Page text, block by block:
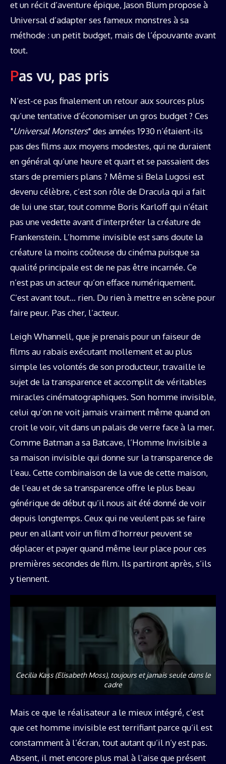
et un récit d’aventure épique, Jason Blum propose à
Universal d’adapter ses fameux monstres à sa
méthode : un petit budget, mais de l’épouvante avant
tout.
Pas vu, pas pris
N’est-ce pas finalement un retour aux sources plus
qu’une tentative d’économiser un gros budget ? Ces
"Universal Monsters" des années 1930 n’étaient-ils
pas des films aux moyens modestes, qui ne duraient
en général qu’une heure et quart et se passaient des
stars de premiers plans ? Même si Bela Lugosi est
devenu célèbre, c’est son rôle de Dracula qui a fait
de lui une star, tout comme Boris Karloff qui n’était
pas une vedette avant d’interpréter la créature de
Frankenstein. L’homme invisible est sans doute la
créature la moins coûteuse du cinéma puisque sa
qualité principale est de ne pas être incarnée. Ce
n’est pas un acteur qu’on efface numériquement.
C’est avant tout… rien. Du rien à mettre en scène pour
faire peur. Pas cher, l’acteur.
Leigh Whannell, que je prenais pour un faiseur de
films au rabais exécutant mollement et au plus
simple les volontés de son producteur, travaille le
sujet de la transparence et accomplit de véritables
miracles cinématographiques. Son homme invisible,
celui qu’on ne voit jamais vraiment même quand on
croit le voir, vit dans un palais de verre face à la mer.
Comme Batman a sa Batcave, l’Homme Invisible a
sa maison invisible qui donne sur la transparence de
l’eau. Cette combinaison de la vue de cette maison,
de l’eau et de sa transparence offre le plus beau
générique de début qu’il nous ait été donné de voir
depuis longtemps. Ceux qui ne veulent pas se faire
peur en allant voir un film d’horreur peuvent se
déplacer et payer quand même leur place pour ces
premières secondes de film. Ils partiront après, s’ils
y tiennent.
Cecilia Kass (Elisabeth Moss), toujours et jamais seule dans le
cadre
Mais ce que le réalisateur a le mieux intégré, c’est
que cet homme invisible est terrifiant parce qu’il est
constamment à l’écran, tout autant qu’il n’y est pas.
Absent, il met encore plus mal à l’aise que présent